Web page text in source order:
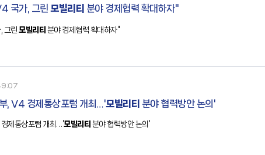
국가, 그린 모빌리티 분야 경제협력 확대하자"
그린 모빌리티 분야 경제협력 확대하자"
, V4 경제통상포럼 개최…'모빌리티 분야 협력방안 논의'
제통상포럼 개최…'모빌리티 분야 협력방안 논의'